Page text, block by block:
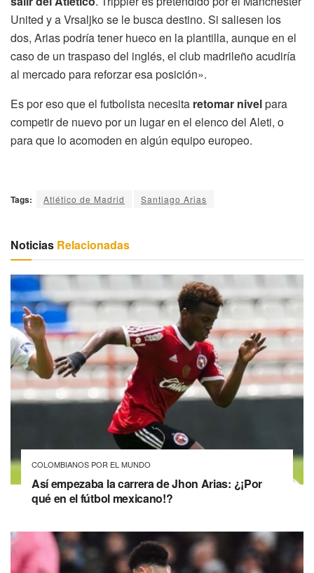
United y a Vrsaljko se le busca destino. Si saliesen los
dos, Arias podría tener hueco en la plantilla, aunque en el
caso de un traspaso del inglés, el club madrileño acudiría
al mercado para reforzar esa posición».
Es por eso que el futbolista necesita retomar nivelpara
competir de nuevo por un lugar en el elenco del Aleti, o
para que lo acomoden en algún equipo europeo.
Tags: Atlético de Madrid Santiago Arias
Noticias Relacionadas
COLOMBIANOS POR EL MUNDO
Así empezaba la carrera de Jhon Arias: ¿¡Por
qué en el fútbol mexicano!?